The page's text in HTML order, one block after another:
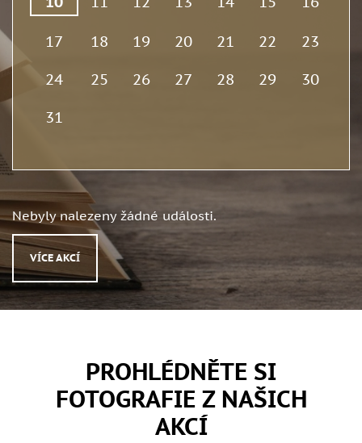
17 18 19 20 21 22
23
24
25 26 27 28 29
30
31
Nebyly nalezeny žádné události.
VÍCE AKCÍ
PROHLÉDNĚTE SI
FOTOGRAFIE Z NAŠICH
AKCÍ